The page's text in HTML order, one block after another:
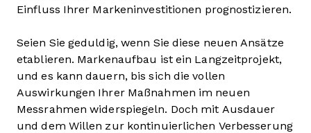
Einfluss Ihrer Markeninvestitionen prognostizieren.
Seien Sie geduldig, wenn Sie diese neuen Ansätze
etablieren. Markenaufbau ist ein Langzeitprojekt,
und es kann dauern, bis sich die vollen
Auswirkungen Ihrer Maßnahmen im neuen
Messrahmen widerspiegeln. Doch mit Ausdauer
und dem Willen zur kontinuierlichen Verbesserung